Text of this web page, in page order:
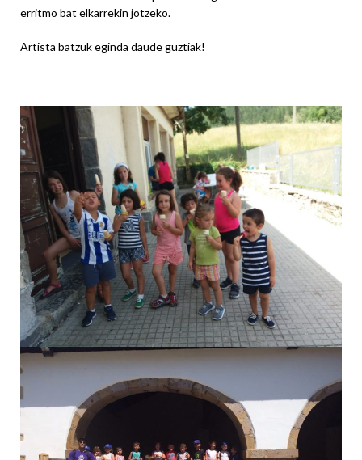
erritmo bat elkarrekin jotzeko.
Artista batzuk eginda daude guztiak!